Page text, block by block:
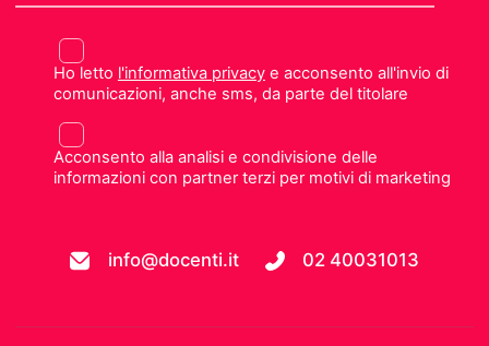
Ho letto l'informativa privacye acconsento all'invio di
comunicazioni, anche sms, da parte del titolare
Acconsento alla analisi e condivisione delle
informazioni con partner terzi per motivi di marketing
info@docenti.it 02 40031013